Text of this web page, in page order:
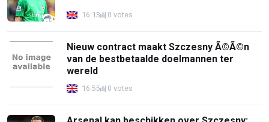
16:13 0 votes
Nieuw contract maakt Szczesny Ã©Ã©n
van de bestbetaalde doelmannen ter
wereld
16:55 0 votes